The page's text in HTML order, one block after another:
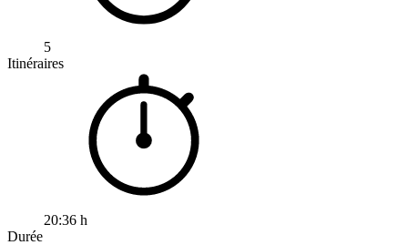
5
Itinéraires
20:36 h
Durée